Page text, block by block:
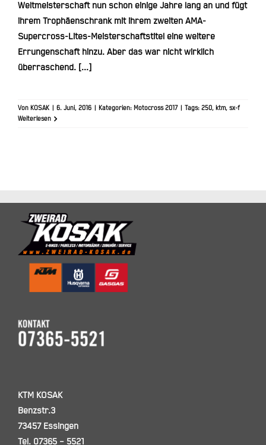
Weltmeisterschaft nun schon einige Jahre lang an und fügt
ihrem Trophäenschrank mit ihrem zweiten AMA-
Supercross-Lites-Meisterschaftstitel eine weitere
Errungenschaft hinzu. Aber das war nicht wirklich
überraschend. [...]
Von KOSAK 6. Juni, 2016 Kategorien: Motocross 2017 Tags: 250, ktm, sx-f
Weiterlesen
KTM KOSAK
Benzstr.3
73457 Essingen
Tel. 07365 – 5521